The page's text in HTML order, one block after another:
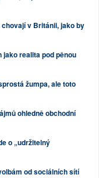
v Británii, jako by
realita pod pěnou
žumpa, ale toto
ohledně obchodní
o „udržitelný
od sociálních sítí